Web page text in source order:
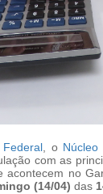
Federal , o
com as
acontecem no
(14/04) das